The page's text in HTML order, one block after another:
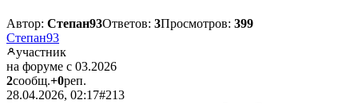
Автор: Степан93Ответов: 3Просмотров: 399
Степан93
участник
на форуме с 03.2026
2сообщ.+0реп.
28.04.2026, 02:17#213